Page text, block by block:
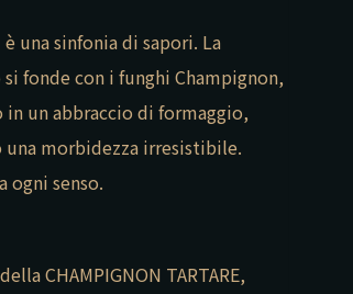
è una sinfonia di sapori. La
fonde con i funghi Champignon,
un abbraccio di formaggio,
morbidezza irresistibile.
ogni senso.
CHAMPIGNON TARTARE,